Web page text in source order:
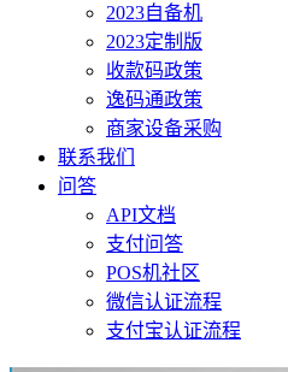
2023自备机
2023定制版
收款码政策
逸码通政策
商家设备采购
联系我们
问答
API文档
支付问答
POS机社区
微信认证流程
支付宝认证流程